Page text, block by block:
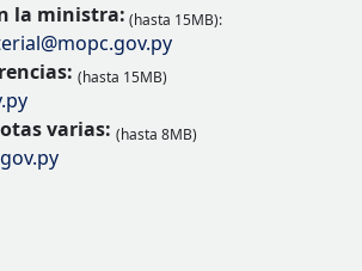
la ministra: (hasta 15MB):
(hasta 15MB)
varias: (hasta 8MB)